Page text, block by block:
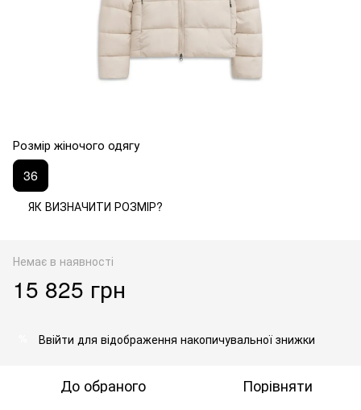
Розмір жіночого одягу
36
ЯК ВИЗНАЧИТИ РОЗМІР?
Немає в наявності
15 825 грн
Ввійти для відображення накопичувальної знижки
До обраного Порівняти